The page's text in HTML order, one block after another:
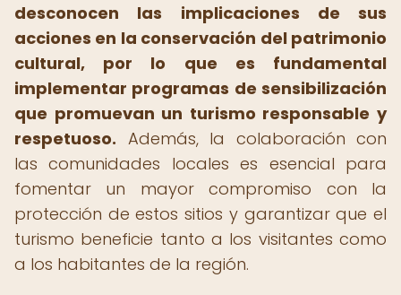
desconocen las implicaciones de sus
acciones en la conservación del patrimonio
cultural, por lo que es fundamental
implementar programas de sensibilización
que promuevan un turismo responsable y
respetuoso. Además, la colaboración con
las comunidades locales es esencial para
fomentar un mayor compromiso con la
protección de estos sitios y garantizar que el
turismo beneficie tanto a los visitantes como
a los habitantes de la región.